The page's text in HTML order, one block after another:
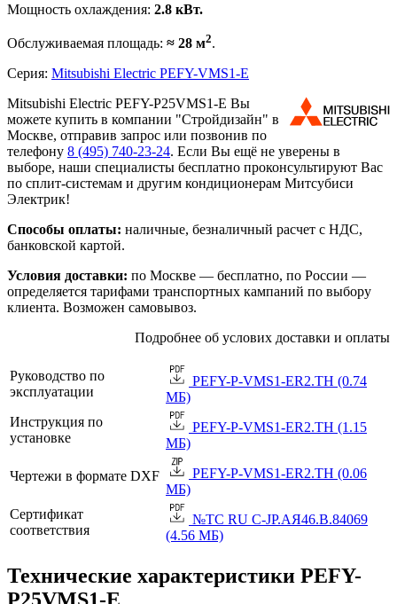
Мощность охлаждения: 2.8 кВт.
Обслуживаемая площадь: ≈ 28 м2.
Серия: Mitsubishi Electric PEFY-VMS1-E
Mitsubishi Electric PEFY-P25VMS1-E Вы
можете купить в компании "Стройдизайн" в
Москве, отправив запрос или позвонив по
телефону 8 (495) 740-23-24. Если Вы ещё не уверены в
выборе, наши специалисты бесплатно проконсультируют Вас
по сплит-системам и другим кондиционерам Митсубиси
Электрик!
Способы оплаты: наличные, безналичный расчет с НДС,
банковской картой.
Условия доставки: по Москве — бесплатно, по России —
определяется тарифами транспортных кампаний по выбору
клиента. Возможен самовывоз.
Подробнее об услових доставки и оплаты
Руководство по
эксплуатации
PEFY-P-VMS1-ER2.TH (0.74
МБ)
Инструкция по
установке
PEFY-P-VMS1-ER2.TH (1.15
МБ)
Чертежи в формате DXF
PEFY-P-VMS1-ER2.TH (0.06
МБ)
Сертификат
соответствия
№TC RU C-JP.АЯ46.B.84069
(4.56 МБ)
Технические характеристики PEFY-